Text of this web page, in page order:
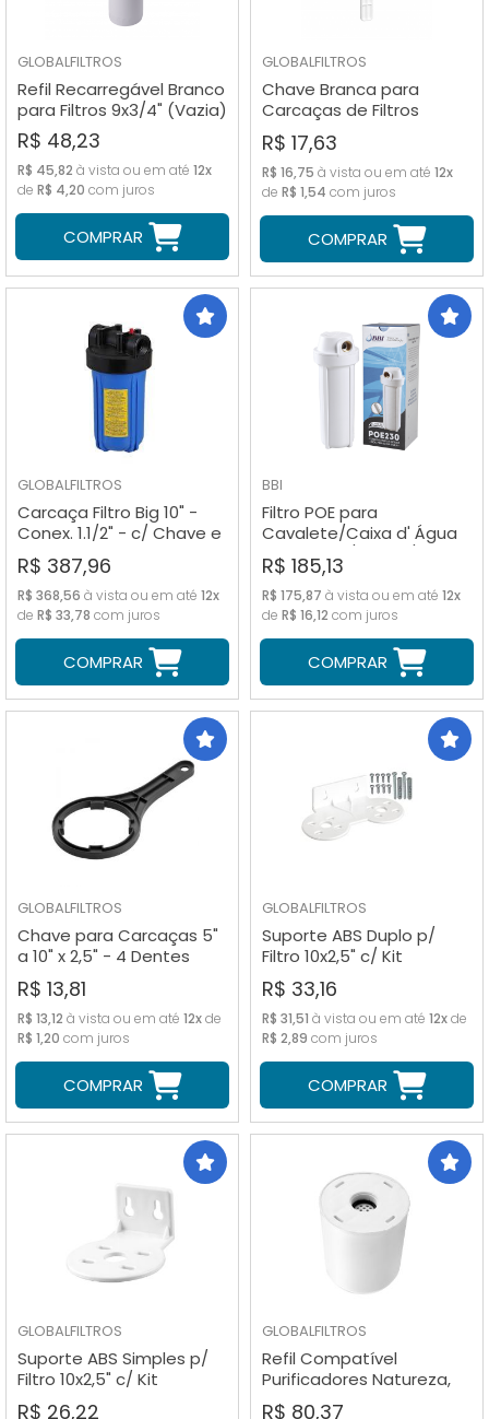
GLOBALFILTROS
Refil Recarregável Branco
para Filtros 9x3/4" (Vazia)
R$ 48,23
R$ 45,82 à vista ou em até 12x
de R$ 4,20 com juros
COMPRAR
GLOBALFILTROS
Chave Branca para
Carcaças de Filtros
20"x2,5"
R$ 17,63
R$ 16,75 à vista ou em até 12x
de R$ 1,54 com juros
COMPRAR
GLOBALFILTROS
Carcaça Filtro Big 10" -
Conex. 1.1/2" - c/ Chave e
Suporte
R$ 387,96
R$ 368,56 à vista ou em até 12x
de R$ 33,78 com juros
COMPRAR
BBI
Filtro POE para
Cavalete/Caixa d' Água
Branco 9"3/4 - R 3/4"
R$ 185,13
R$ 175,87 à vista ou em até 12x
de R$ 16,12 com juros
COMPRAR
GLOBALFILTROS
Chave para Carcaças 5"
a 10" x 2,5" - 4 Dentes
(Fechada)
R$ 13,81
R$ 13,12 à vista ou em até 12xde
R$ 1,20 com juros
COMPRAR
GLOBALFILTROS
Suporte ABS Duplo p/
Filtro 10x2,5" c/ Kit
Parafusos
R$ 33,16
R$ 31,51 à vista ou em até 12xde
R$ 2,89 com juros
COMPRAR
GLOBALFILTROS
Suporte ABS Simples p/
Filtro 10x2,5" c/ Kit
parafusos
R$ 26,22
GLOBALFILTROS
Refil Compatível
Purificadores Natureza,
Saúde e Ecológico
R$ 80,37